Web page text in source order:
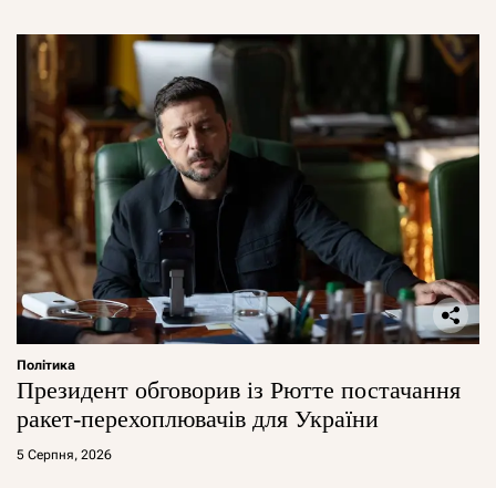
Політика
Президент обговорив із Рютте постачання
ракет-перехоплювачів для України
5 Серпня, 2026